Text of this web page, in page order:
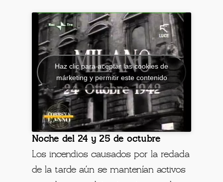
Haz clic para aceptar las cookies de
márketing y permitir este contenido
Noche del 24 y 25 de octubre
Los incendios causados ​​por la redada
de la tarde aún se mantenían activos